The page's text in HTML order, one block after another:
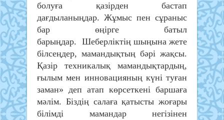
болуға қазірден бастап
дағдыланыңдар. Жұмыс пен сұраныс
бар өңірге батыл
барыңдар. Шеберліктің шыңына жете
білсеңдер, мамандықтың бәрі жақсы.
Қазір техникалық мамандықтардың,
ғылым мен инновацияның күні туған
заман» деп атап көрсеткені баршаға
мәлім. Біздің салаға қатысты жоғары
білімді мамандар негізінен